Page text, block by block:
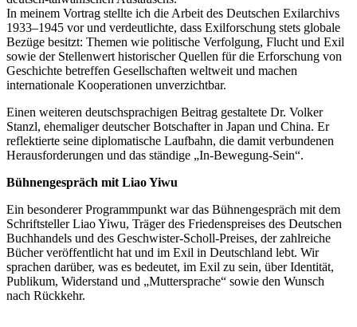
In meinem Vortrag stellte ich die Arbeit des Deutschen Exilarchivs
1933–1945 vor und verdeutlichte, dass Exilforschung stets globale
Bezüge besitzt: Themen wie politische Verfolgung, Flucht und Exil
sowie der Stellenwert historischer Quellen für die Erforschung von
Geschichte betreffen Gesellschaften weltweit und machen
internationale Kooperationen unverzichtbar.
Einen weiteren deutschsprachigen Beitrag gestaltete Dr. Volker
Stanzl, ehemaliger deutscher Botschafter in Japan und China. Er
reflektierte seine diplomatische Laufbahn, die damit verbundenen
Herausforderungen und das ständige „In-Bewegung-Sein“.
Bühnengespräch mit Liao Yiwu
Ein besonderer Programmpunkt war das Bühnengespräch mit dem
Schriftsteller Liao Yiwu, Träger des Friedenspreises des Deutschen
Buchhandels und des Geschwister-Scholl-Preises, der zahlreiche
Bücher veröffentlicht hat und im Exil in Deutschland lebt. Wir
sprachen darüber, was es bedeutet, im Exil zu sein, über Identität,
Publikum, Widerstand und „Muttersprache“ sowie den Wunsch
nach Rückkehr.